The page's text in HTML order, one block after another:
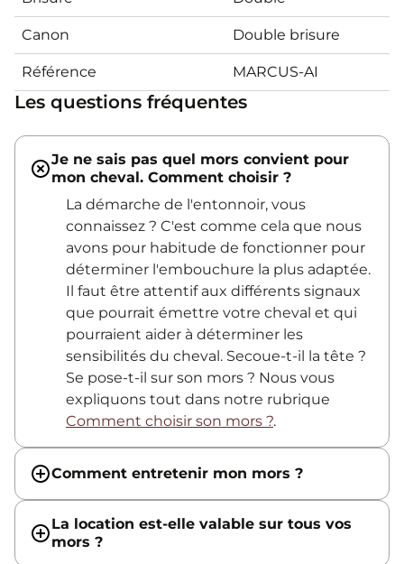
Canon Double brisure
Référence MARCUS-AI
Les questions fréquentes
Je ne sais pas quel mors convient pour
mon cheval. Comment choisir ?
La démarche de l'entonnoir, vous
connaissez ? C'est comme cela que nous
avons pour habitude de fonctionner pour
déterminer l'embouchure la plus adaptée.
Il faut être attentif aux différents signaux
que pourrait émettre votre cheval et qui
pourraient aider à déterminer les
sensibilités du cheval. Secoue-t-il la tête ?
Se pose-t-il sur son mors ? Nous vous
expliquons tout dans notre rubrique
Comment choisir son mors ?.
Comment entretenir mon mors ?
La location est-elle valable sur tous vos
mors ?